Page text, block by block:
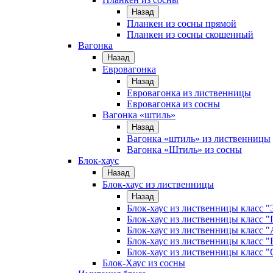
Назад
Планкен из сосны прямой
Планкен из сосны скошенный
Вагонка
Назад
Евровагонка
Назад
Евровагонка из лиственницы
Евровагонка из сосны
Вагонка «штиль»
Назад
Вагонка «штиль» из лиственницы
Вагонка «Штиль» из сосны
Блок-хаус
Назад
Блок-хаус из лиственницы
Назад
Блок-хаус из лиственницы класс
Блок-хаус из лиственницы класс
Блок-хаус из лиственницы класс
Блок-хаус из лиственницы класс
Блок-хаус из лиственницы класс
Блок-Хаус из сосны